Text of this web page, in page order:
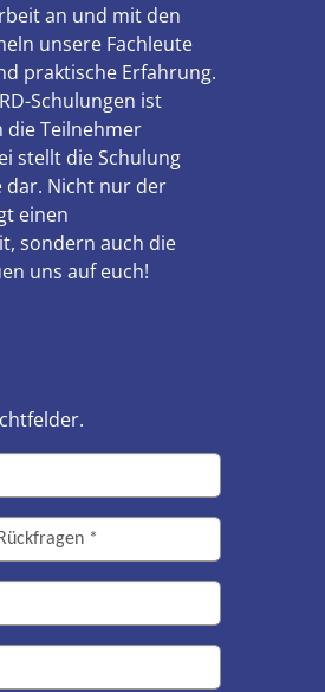
an und mit den
unsere Fachleute
praktische Erfahrung.
Schulungen ist
die Teilnehmer
stellt die Schulung
dar. Nicht nur der
einen
sondern auch die
uns auf euch!